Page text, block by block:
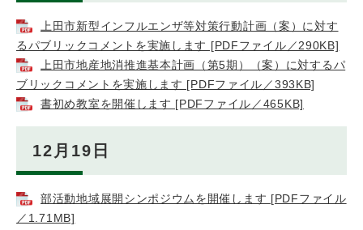
上田市新型インフルエンザ等対策行動計画（案）に対す
るパブリックコメントを実施します [PDFファイル／290KB]
上田市地産地消推進基本計画（第5期）（案）に対するパ
ブリックコメントを実施します [PDFファイル／393KB]
書初め教室を開催します [PDFファイル／465KB]
12月19日
部活動地域展開シンポジウムを開催します [PDFファイル
／1.71MB]